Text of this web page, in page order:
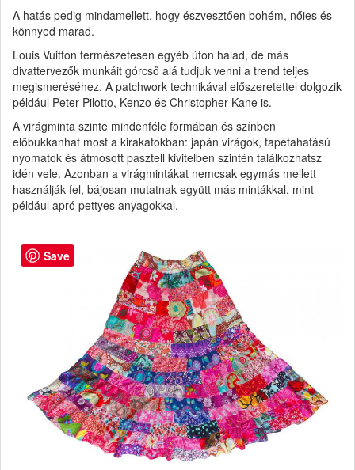
A hatás pedig mindamellett, hogy észvesztően bohém, nőies és
könnyed marad.
Louis Vuitton természetesen egyéb úton halad, de más
divattervezők munkáit górcső alá tudjuk venni a trend teljes
megismeréséhez. A patchwork technikával előszeretettel dolgozik
például Peter Pilotto, Kenzo és Christopher Kane is.
A virágminta szinte mindenféle formában és színben
előbukkanhat most a kirakatokban: japán virágok, tapétahatású
nyomatok és átmosott pasztell kivitelben szintén találkozhatsz
idén vele. Azonban a virágmintákat nemcsak egymás mellett
használják fel, bájosan mutatnak együtt más mintákkal, mint
például apró pettyes anyagokkal.
Save